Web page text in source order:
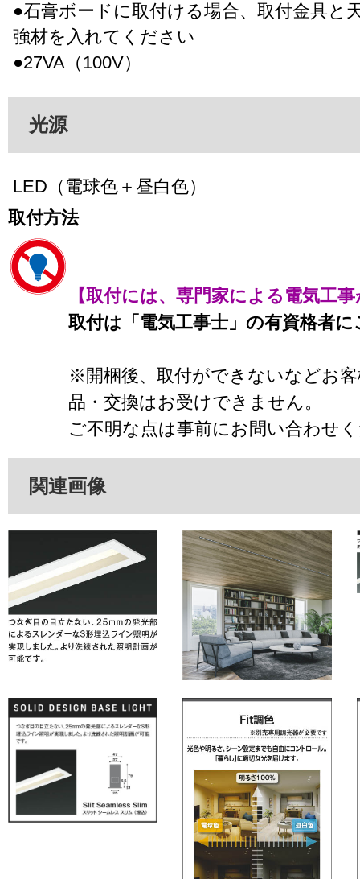
●石膏ボードに取付ける場合、取付金具と
強材を入れてください
●27VA（100V）
光源
LED（電球色＋昼白色）
取付方法
【取付には、専門家による電気工
取付は「電気工事士」の有資格者
※開梱後、取付ができないなどお
品・交換はお受けできません。
ご不明な点は事前にお問い合わせ
関連画像